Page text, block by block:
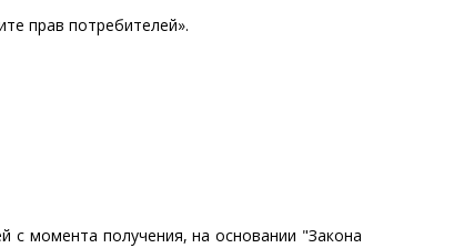
прав потребителей».
с момента получения, на основании "Закона